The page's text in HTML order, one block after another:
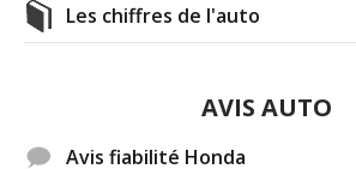
Les chiffres de l'auto
AVIS AUTO
Avis fiabilité Honda